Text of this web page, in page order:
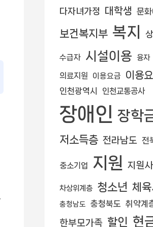
다자녀가정 대학생 문
보건복지부 복지
수급자 시설이용 융자
의료지원 이용요금 이용
인천광역시 인천교통공사
장애인 장학
저소득층 전라남도 전
중소기업 지원 지원
차상위계층 청소년 체육
충청남도 충청북도 취약계
한부모가족 할인 현